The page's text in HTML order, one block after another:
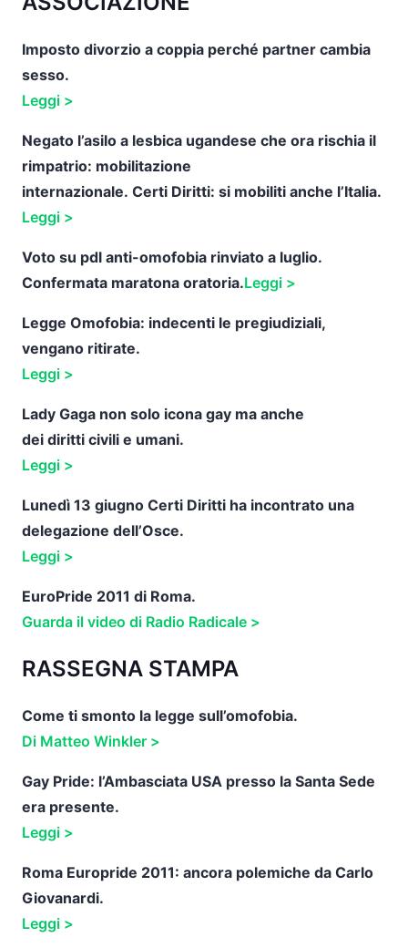
Imposto divorzio a coppia perché partner cambia
sesso.
Leggi >
Negato l’asilo a lesbica ugandese che ora rischia il
rimpatrio: mobilitazione
internazionale. Certi Diritti: si mobiliti anche l’Italia.
Leggi >
Voto su pdl anti-omofobia rinviato a luglio.
Confermata maratona oratoria.Leggi >
Legge Omofobia: indecenti le pregiudiziali,
vengano ritirate.
Leggi >
Lady Gaga non solo icona gay ma anche
dei diritti civili e umani.
Leggi >
Lunedì 13 giugno Certi Diritti ha incontrato una
delegazione dell’Osce.
Leggi >
EuroPride 2011 di Roma.
Guarda il video di Radio Radicale >
RASSEGNA STAMPA
Come ti smonto la legge sull’omofobia.
Di Matteo Winkler >
Gay Pride: l’Ambasciata USA presso la Santa Sede
era presente.
Leggi >
Roma Europride 2011: ancora polemiche da Carlo
Giovanardi.
Leggi >